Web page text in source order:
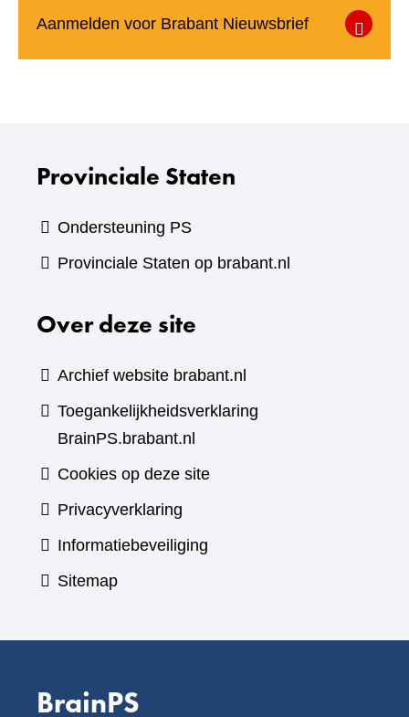
Aanmelden voor Brabant Nieuwsbrief(verwijst
Provinciale Staten
Ondersteuning PS
Provinciale Staten op brabant.nl
Over deze site
Archief website brabant.nl
Toegankelijkheidsverklaring
BrainPS.brabant.nl
Cookies op deze site
Privacyverklaring
Informatiebeveiliging
Sitemap
BrainPS